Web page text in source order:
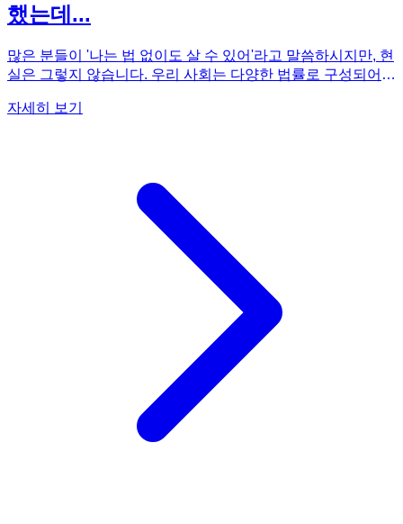
했는데...
많은 분들이 '나는 법 없이도 살 수 있어'라고 말씀하시지만, 현
실은 그렇지 않습니다. 우리 사회는 다양한 법률로 구성되어
전입신고의 효력 발생 시점, 내용증명의 실제 효능, 채권의 소
제대로 행사하고 부당한 상황에 대처하기 위해서는 기본적인
법 상식이 필수적입니다. 특히 사회생활을 하다 보면 예상치
못한 법적 문제에 직면할 수 있는데, 이때 법률 지식이 부족하
면 억울한 일을 당하거나 불필요한 비용을 지출하게 될 수 있
습니다. 법은 단순히 딱딱하고 어려운 것이 아니라, 우리 삶을
보호하고 더 나은 방향으로 이끌어주는 중요한 도구입니다. 법
을 배우는 것은 자신을 보호하고 사회생활에서 현명하게 대처
식을 쉽고 재미있게 배우고 싶다면, 《법으로 버업(Ver.Up)되
는 만화》를 추천합니다. 만화 형식을 통해 어려운 법률 용어
를 쉽게 이해하고, 다양한 사례를 통해 실생활에 적용하는 방
자세히 보기